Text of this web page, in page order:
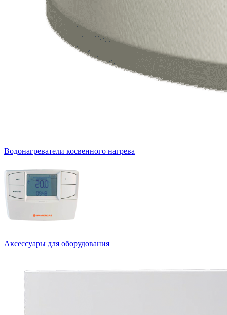
Водонагреватели косвенного нагрева
Аксессуары для оборудования